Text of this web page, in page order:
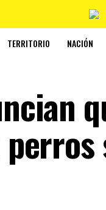
TERRITORIO NACIÓN